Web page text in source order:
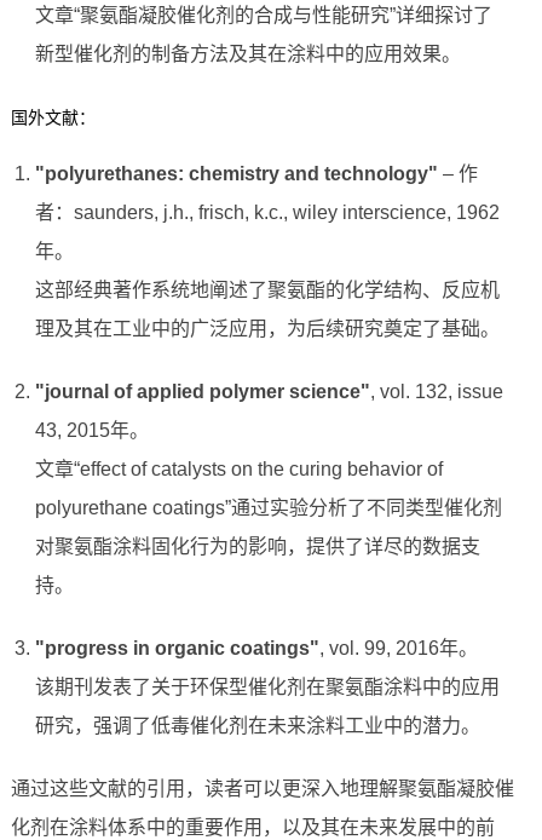
文章“聚氨酯凝胶催化剂的合成与性能研究”详细探讨了
新型催化剂的制备方法及其在涂料中的应用效果。
国外文献：
"polyurethanes: chemistry and technology" – 作
者：saunders, j.h., frisch, k.c., wiley interscience, 1962
年。
这部经典著作系统地阐述了聚氨酯的化学结构、反应机
理及其在工业中的广泛应用，为后续研究奠定了基础。
"journal of applied polymer science", vol. 132, issue
43, 2015年。
文章“effect of catalysts on the curing behavior of
polyurethane coatings”通过实验分析了不同类型催化剂
对聚氨酯涂料固化行为的影响，提供了详尽的数据支
持。
"progress in organic coatings", vol. 99, 2016年。
该期刊发表了关于环保型催化剂在聚氨酯涂料中的应用
研究，强调了低毒催化剂在未来涂料工业中的潜力。
通过这些文献的引用，读者可以更深入地理解聚氨酯凝胶催
化剂在涂料体系中的重要作用，以及其在未来发展中的前